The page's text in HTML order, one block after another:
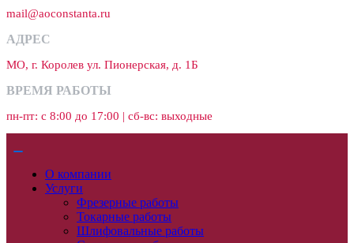
mail@aoconstanta.ru
АДРЕС
МО, г. Королев ул. Пионерская, д. 1Б
ВРЕМЯ РАБОТЫ
пн-пт: с 8:00 до 17:00 | сб-вс: выходные
О компании
Услуги
Фрезерные работы
Токарные работы
Шлифовальные работы